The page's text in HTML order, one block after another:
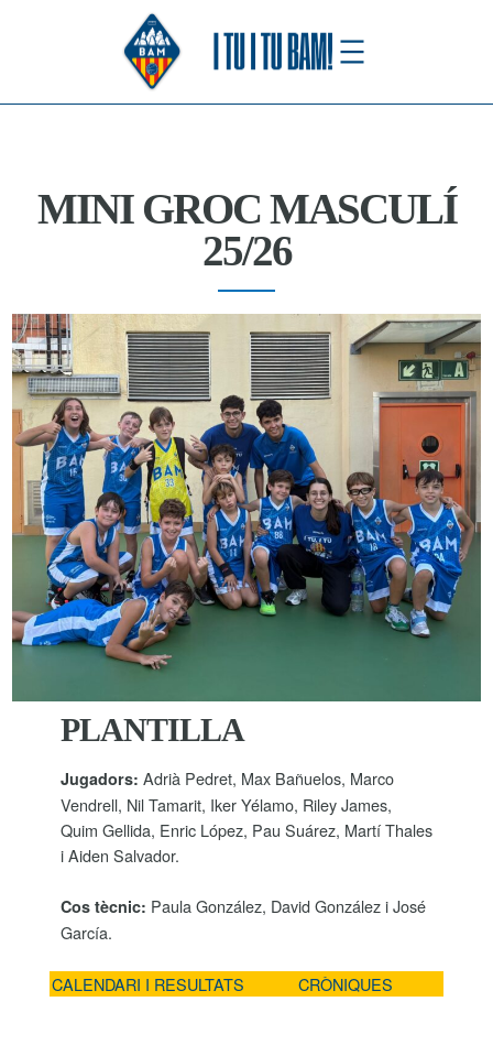
MINI GROC MASCULÍ
25/26
PLANTILLA
Jugadors: Adrià Pedret, Max Bañuelos, Marco
Vendrell, Nil Tamarit, Iker Yélamo, Riley James,
Quim Gellida, Enric López, Pau Suárez, Martí Thales
i Aiden Salvador.
Cos tècnic: Paula González, David González i José
García.
CALENDARI I RESULTATS CRÒNIQUES